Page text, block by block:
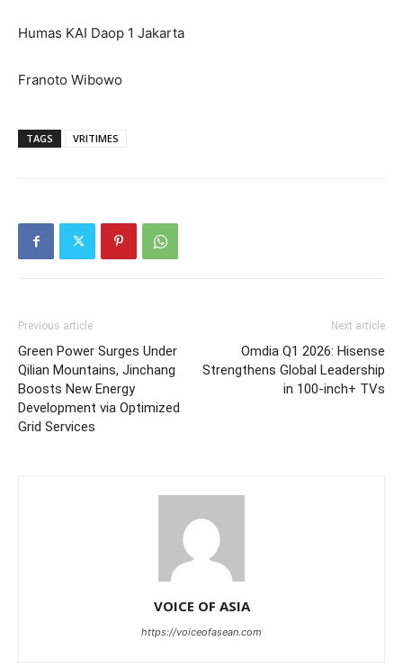
Humas KAI Daop 1 Jakarta
Franoto Wibowo
TAGS VRITIMES
Previous article
Green Power Surges Under
Qilian Mountains, Jinchang
Boosts New Energy
Development via Optimized
Grid Services
Next article
Omdia Q1 2026: Hisense
Strengthens Global Leadership
in 100-inch+ TVs
VOICE OF ASIA
https://voiceofasean.com